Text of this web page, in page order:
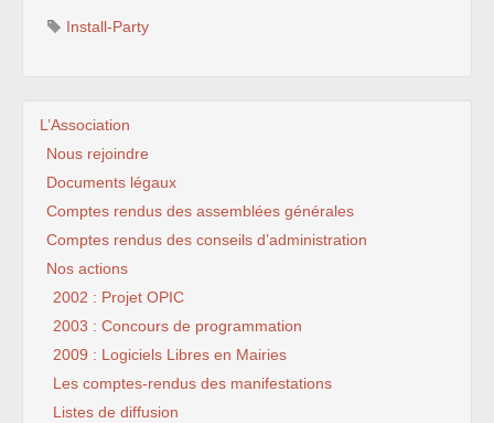
Install-Party
L’Association
Nous rejoindre
Documents légaux
Comptes rendus des assemblées générales
Comptes rendus des conseils d’administration
Nos actions
2002 : Projet OPIC
2003 : Concours de programmation
2009 : Logiciels Libres en Mairies
Les comptes-rendus des manifestations
Listes de diffusion